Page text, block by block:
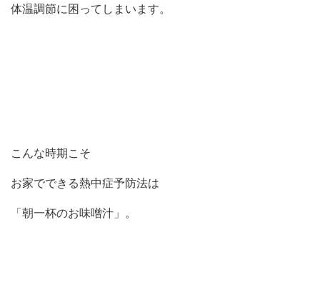
体温調節に困ってしまいます。
こんな時期こそ
お家でできる熱中症予防法は
「朝一杯のお味噌汁」。